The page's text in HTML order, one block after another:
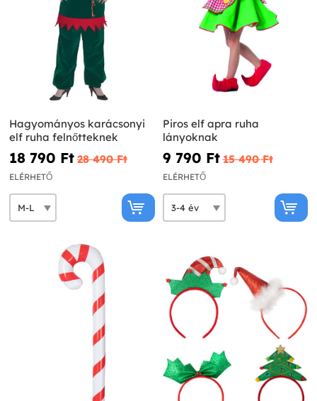
Hagyományos karácsonyi
elf ruha felnőtteknek
18 790 Ft‎ 28 490 Ft‎
ELÉRHETŐ
Piros elf apra ruha
lányoknak
9 790 Ft‎ 15 490 Ft‎
ELÉRHETŐ